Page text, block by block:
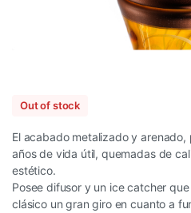
Out of stock
El acabado metalizado y
años de vida útil, quemadas de
estético.
Posee difusor y un ice catcher
clásico un gran giro en cuanto a